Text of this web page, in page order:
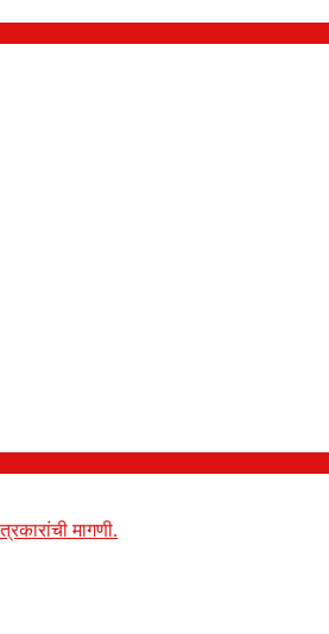
मागणी.